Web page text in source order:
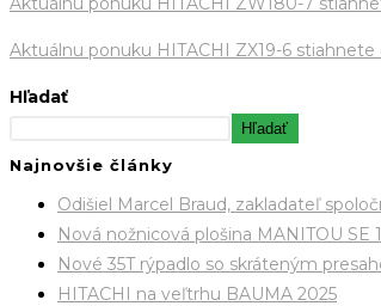
Aktuálnu ponuku HITACHI ZX19-6
Hľadať
Hľadať
Najnovšie články
Odišiel Marcel Braud, zakladateľ
Nová nožnicová plošina MANITOU SE
Nové 35T rýpadlo so skráteným
HITACHI na veľtrhu BAUMA 2025